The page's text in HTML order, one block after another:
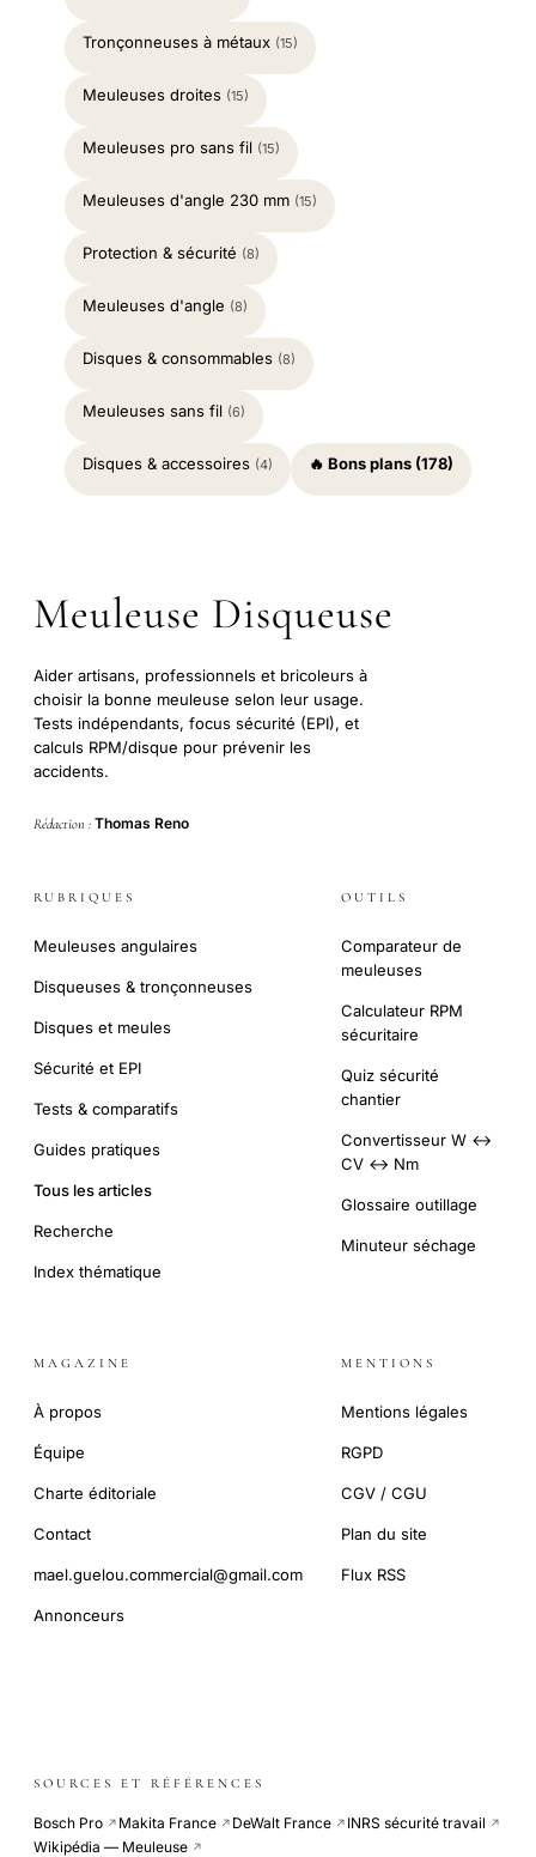
Tronçonneuses à métaux (15)
Meuleuses droites (15)
Meuleuses pro sans fil (15)
Meuleuses d'angle 230 mm (15)
Protection & sécurité (8)
Meuleuses d'angle (8)
Disques & consommables (8)
Meuleuses sans fil (6)
Disques & accessoires (4) 🔥 Bons plans (178)
Meuleuse Disqueuse
Aider artisans, professionnels et bricoleurs à
choisir la bonne meuleuse selon leur usage.
Tests indépendants, focus sécurité (EPI), et
calculs RPM/disque pour prévenir les
accidents.
Rédaction : Thomas Reno
RUBRIQUES
Meuleuses angulaires
Disqueuses & tronçonneuses
Disques et meules
Sécurité et EPI
Tests & comparatifs
Guides pratiques
Tous les articles
Recherche
Index thématique
OUTILS
Comparateur de
meuleuses
Calculateur RPM
sécuritaire
Quiz sécurité
chantier
Convertisseur W ↔
CV ↔ Nm
Glossaire outillage
Minuteur séchage
MAGAZINE
À propos
Équipe
Charte éditoriale
Contact
mael.guelou.commercial@gmail.com
Annonceurs
MENTIONS
Mentions légales
RGPD
CGV / CGU
Plan du site
Flux RSS
SOURCES ET RÉFÉRENCES
Bosch Pro ↗ Makita France ↗ DeWalt France ↗ INRS sécurité travail ↗
Wikipédia — Meuleuse ↗